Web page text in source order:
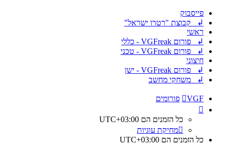
פייסבוק
↲ קבוצת "רטרו ישראל"
ראשי
↲ פורום VGFreak - כללי
↲ פורום VGFreak - טכני
חיצוני
↲ פורום VGFreak - ישן
↲ משחקי מחשב
VGF פורומים
כל הזמנים הם UTC+03:00
מחיקת עוגיות
כל הזמנים הם UTC+03:00